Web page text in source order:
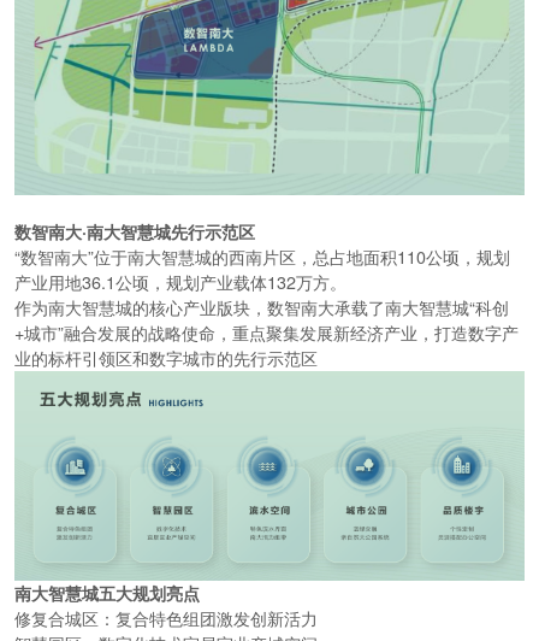
数智南大·南大智慧城先行示范区
“数智南大”位于南大智慧城的西南片区，总占地面积110公顷，规划
产业用地36.1公顷，规划产业载体132万方。
作为南大智慧城的核心产业版块，数智南大承载了南大智慧城“科创
+城市”融合发展的战略使命，重点聚集发展新经济产业，打造数字产
业的标杆引领区和数字城市的先行示范区
南大智慧城五大规划亮点
修复合城区： 复合特色组团激发创新活力